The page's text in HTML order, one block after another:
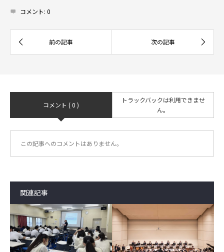
コメント: 0
コメント ( 0 )
トラックバックは利用できませ
ん。
この記事へのコメントはありません。
関連記事